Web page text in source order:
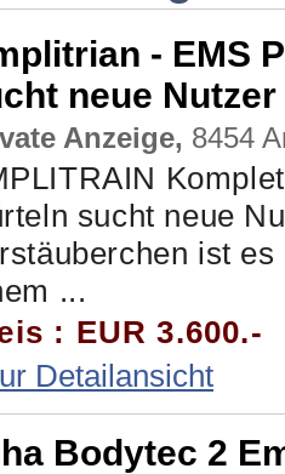
- EMS
neue Nutzer
Anzeige, 8454
sucht neue
ist
...
: EUR 3.600.-
Detailansicht
Bodytec 2